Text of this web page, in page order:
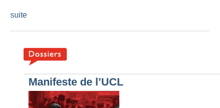
suite
Manifeste de l’UCL